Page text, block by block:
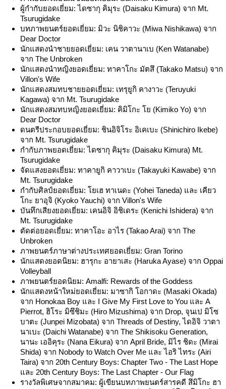
ผู้กำกับยอดเยี่ยม: ไดซากุ คิมุระ (Daisaku Kimura) จาก Mt.
Tsurugidake
บทภาพยนตร์ยอดเยี่ยม: มิวะ นิชิคาวะ (Miwa Nishikawa) จาก
Dear Doctor
นักแสดงนำชายยอดเยี่ยม: เคน วาตานาเบ (Ken Watanabe)
จาก The Unbroken
นักแสดงนำหญิงยอดเยี่ยม: ทาคาโกะ มัตสึ (Takako Matsu) จาก
Villon's Wife
นักแสดงสมทบชายยอดเยี่ยม: เทรุยูกิ คางาวะ (Teruyuki
Kagawa) จาก Mt. Tsurugidake
นักแสดงสมทบหญิงยอดเยี่ยม: คิมิโกะ โย (Kimiko Yo) จาก
Dear Doctor
ดนตรีประกอบยอดเยี่ยม: ชินอิจิโระ อิเคเบะ (Shinichiro Ikebe)
จาก Mt. Tsurugidake
กำกับภาพยอดเยี่ยม: ไดซากุ คิมุระ (Daisaku Kimura) Mt.
Tsurugidake
จัดแสงยอดเยี่ยม: ทาคายูกิ คาวาเบะ (Takayuki Kawabe) จาก
Mt. Tsurugidake
กำกับศิลป์ยอดเยี่ยม: โยเฮ ทาเนดะ (Yohei Taneda) และ เคียว
โกะ ยาอุจิ (Kyoko Yauchi) จาก Villon's Wife
บันทึกเสียงยอดเยี่ยม: เคนอิจิ อิชิเดระ (Kenichi Ishidera) จาก
Mt. Tsurugidake
ตัดต่อยอดเยี่ยม: ทาคาโอะ อาไร (Takao Arai) จาก The
Unbroken
ภาพยนตร์ภาษาต่างประเทศยอดเยี่ยม: Gran Torino
นักแสดงยอดนิยม: ฮารุกะ อายาเสะ (Haruka Ayase) จาก Oppai
Volleyball
ภาพยนตร์ยอดนิยม: Amalfi: Rewards of the Goddess
นักแสดงหน้าใหม่ยอดเยี่ยม: มาซากิ โอกาดะ (Masaki Okada)
จาก Honokaa Boy และ I Give My First Love to You และ A
Pierrot, ฮิโระ มิซึชิมะ (Hiro Mizushima) จาก Drop, จุนเป มิโซ
บาตะ (Junpei Mizobata) จาก Threads of Destiny, ไดอิจิ วาตา
นาเบะ (Daichi Watanabe) จาก The Shikisoku Generation,
นานะ เออิคุระ (Nana Eikura) จาก April Bride, มิไร ชิดะ (Mirai
Shida) จาก Nobody to Watch Over Me และ ไอริ ไทระ (Airi
Taira) จาก 20th Century Boys: Chapter Two - The Last Hope
และ 20th Century Boys: The Last Chapter - Our Flag
รางวัลพิเศษจากสมาคม: ผู้เขียนบทภาพยนตร์สารคดี สึมิโกะ ฮา